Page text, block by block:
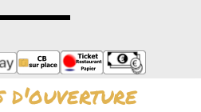
d'ouverture